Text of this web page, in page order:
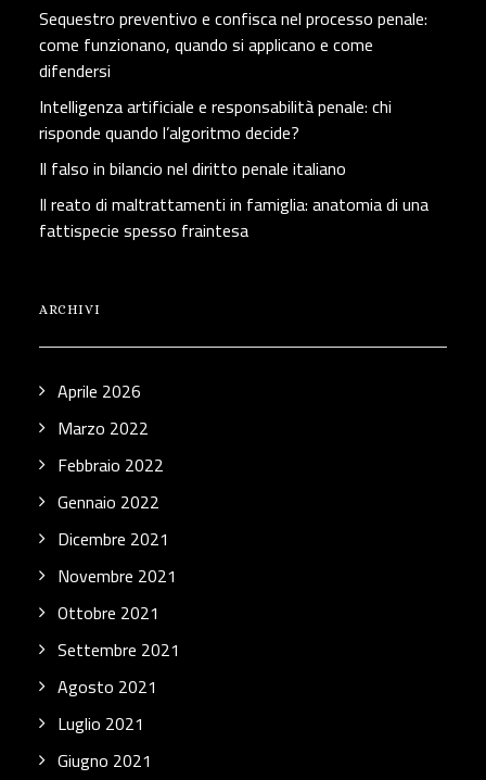
Sequestro preventivo e confisca nel processo penale:
come funzionano, quando si applicano e come
difendersi
Intelligenza artificiale e responsabilità penale: chi
risponde quando l’algoritmo decide?
Il falso in bilancio nel diritto penale italiano
Il reato di maltrattamenti in famiglia: anatomia di una
fattispecie spesso fraintesa
ARCHIVI
Aprile 2026
Marzo 2022
Febbraio 2022
Gennaio 2022
Dicembre 2021
Novembre 2021
Ottobre 2021
Settembre 2021
Agosto 2021
Luglio 2021
Giugno 2021